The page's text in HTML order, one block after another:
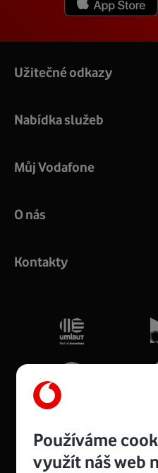
Užitečné odkazy
Nabídka služeb
Můj Vodafone
O nás
Kontakty
Používáme
využít náš web